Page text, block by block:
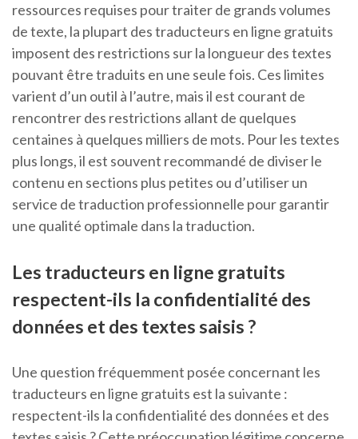
ressources requises pour traiter de grands volumes
de texte, la plupart des traducteurs en ligne gratuits
imposent des restrictions sur la longueur des textes
pouvant être traduits en une seule fois. Ces limites
varient d’un outil à l’autre, mais il est courant de
rencontrer des restrictions allant de quelques
centaines à quelques milliers de mots. Pour les textes
plus longs, il est souvent recommandé de diviser le
contenu en sections plus petites ou d’utiliser un
service de traduction professionnelle pour garantir
une qualité optimale dans la traduction.
Les traducteurs en ligne gratuits
respectent-ils la confidentialité des
données et des textes saisis ?
Une question fréquemment posée concernant les
traducteurs en ligne gratuits est la suivante :
respectent-ils la confidentialité des données et des